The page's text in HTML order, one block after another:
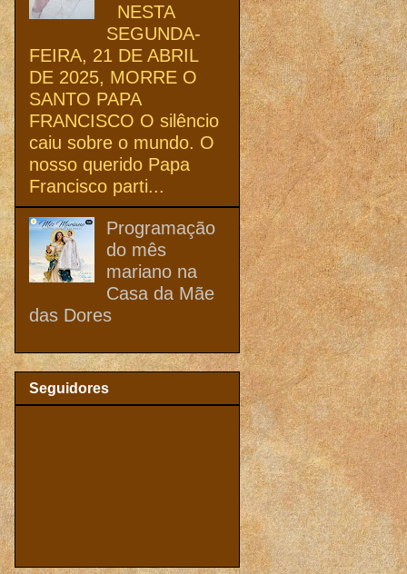
NESTA
SEGUNDA-
FEIRA, 21 DE ABRIL
DE 2025, MORRE O
SANTO PAPA
FRANCISCO O silêncio
caiu sobre o mundo. O
nosso querido Papa
Francisco parti...
Programação
do mês
mariano na
Casa da Mãe
das Dores
Seguidores